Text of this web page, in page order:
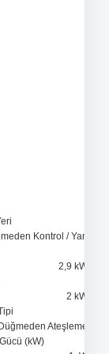
Kontrol / Yan
2,9 kW
2 kW
Düğmeden Ateşleme
(kW)